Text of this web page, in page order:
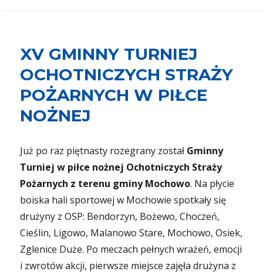
XV GMINNY TURNIEJ
OCHOTNICZYCH STRAŻY
POŻARNYCH W PIŁCE
NOŻNEJ
Już po raz piętnasty rozegrany został Gminny
Turniej w piłce nożnej Ochotniczych Straży
Pożarnych z terenu gminy Mochowo. Na płycie
boiska hali sportowej w Mochowie spotkały się
drużyny z OSP: Bendorzyn, Bożewo, Choczeń,
Cieślin, Ligowo, Malanowo Stare, Mochowo, Osiek,
Zglenice Duże. Po meczach pełnych wrażeń, emocji
i zwrotów akcji, pierwsze miejsce zajęła drużyna z